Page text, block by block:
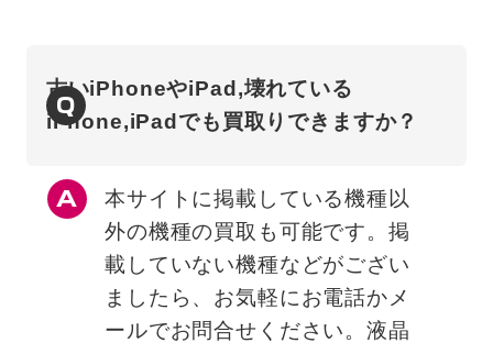
Q
古いiPhoneやiPad,壊れている
iPhone,iPadでも買取りできますか？
本サイトに掲載している機種以
外の機種の買取も可能です。掲
載していない機種などがござい
ましたら、お気軽にお電話かメ
ールでお問合せください。液晶